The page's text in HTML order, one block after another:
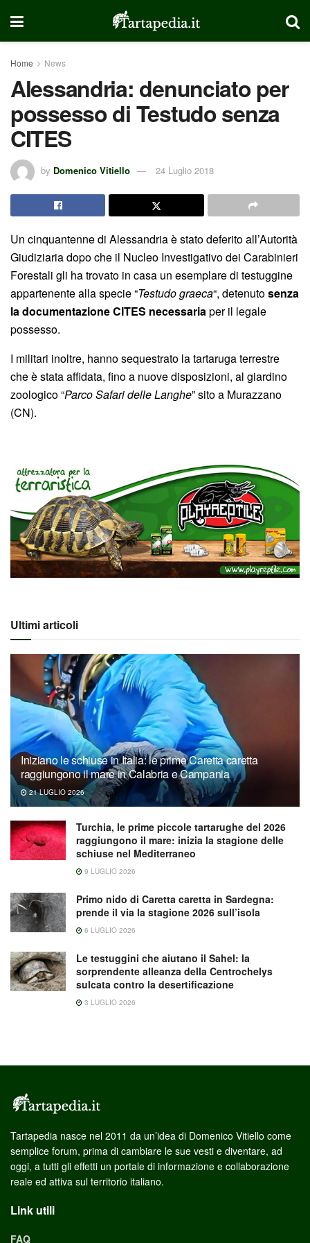
Home News
Alessandria: denunciato per
possesso di Testudo senza
CITES
by Domenico Vitiello 24 Luglio 2018
Un cinquantenne di Alessandria è stato deferito all’Autorità
Giudiziaria dopo che il Nucleo Investigativo dei Carabinieri
Forestali gli ha trovato in casa un esemplare di testuggine
appartenente alla specie “Testudo graeca“, detenutosenza
la documentazione CITES necessariaper il legale
possesso.
I militari inoltre, hanno sequestrato la tartaruga terrestre
che è stata affidata, fino a nuove disposizioni, al giardino
zoologico “Parco Safari delle Langhe” sito a Murazzano
(CN).
Ultimi articoli
Iniziano le schiuse in Italia: le prime Caretta caretta
raggiungono il mare in Calabria e Campania
21 LUGLIO 2026
Turchia, le prime piccole tartarughe del 2026
raggiungono il mare: inizia la stagione delle
schiuse nel Mediterraneo
9 LUGLIO 2026
Primo nido di Caretta caretta in Sardegna:
prende il via la stagione 2026 sull’isola
6 LUGLIO 2026
Le testuggini che aiutano il Sahel: la
sorprendente alleanza della Centrochelys
sulcata contro la desertificazione
3 LUGLIO 2026
Tartapedia nasce nel 2011 da un’idea di Domenico Vitiello come
semplice forum, prima di cambiare le sue vesti e diventare, ad
oggi, a tutti gli effetti un portale di informazione e collaborazione
reale ed attiva sul territorio italiano.
Link utili
FAQ